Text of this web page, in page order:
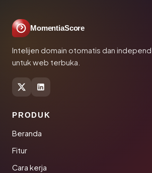
MomentiaScore
Intelijen domain otomatis dan
untuk web terbuka.
PRODUK
Beranda
Fitur
Cara kerja